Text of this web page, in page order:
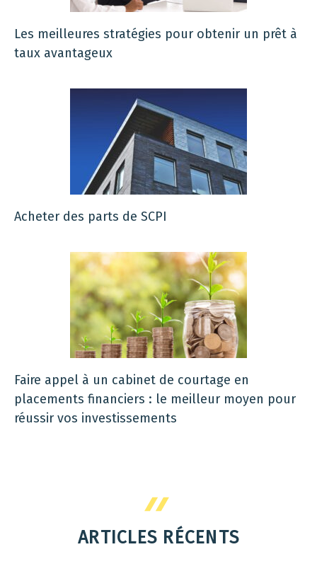
Les meilleures stratégies pour obtenir un prêt à
taux avantageux
Acheter des parts de SCPI
Faire appel à un cabinet de courtage en
placements financiers : le meilleur moyen pour
réussir vos investissements
ARTICLES RÉCENTS